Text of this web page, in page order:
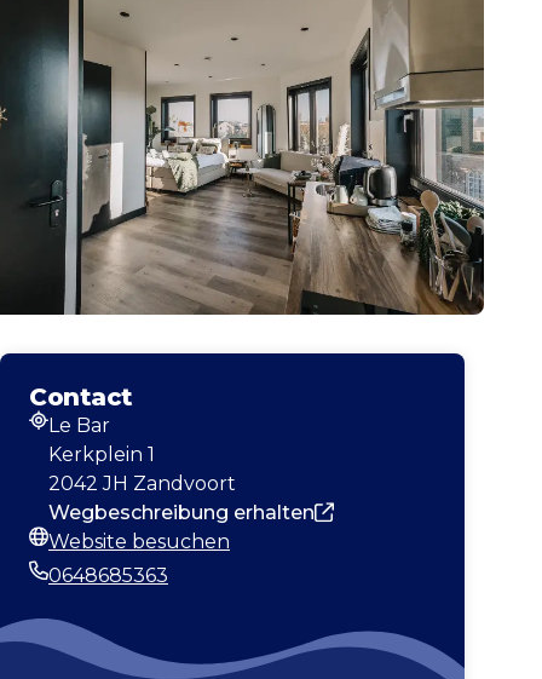
Contact
Adresse
Le Bar
Kerkplein 1
2042 JH Zandvoort
Wegbeschreibung erhalten
Webseite
Website besuchen
0648685363